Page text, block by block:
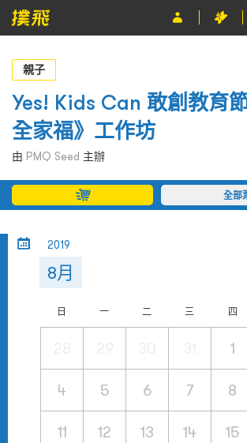
節目
主辦單位
關於撲飛
條款及細則
EN
親子
Yes! Kids Can 敢創教育
全家福》工作坊
由 PMQ Seed 主辦
全部
2019
8月
日 一 二 三 四
1
4 5 6 7 8
11 12 13 14 15